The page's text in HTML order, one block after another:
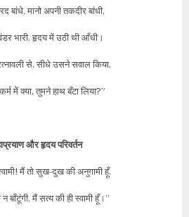
बांधे, मानो अपनी तकदीर बांधी,
भारी, हृदय में उठी थी आँधी।
से, सीधे उसने सवाल किया,
में क्या, तुमने हाथ बँटा लिया?”
और हृदय परिवर्तन
मैं तो सुख-दुख की अनुगामी हूँ,
बाँटूंगी, मैं सत्य की ही स्वामी हूँ।”